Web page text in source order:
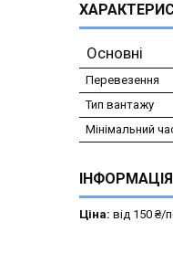
Основні
Перевезення
Тип вантажу
Мінімальний
Ціна: від 150 ₴/